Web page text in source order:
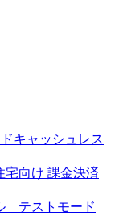
キャッシュレス
宅向け 課金決済
テストモード